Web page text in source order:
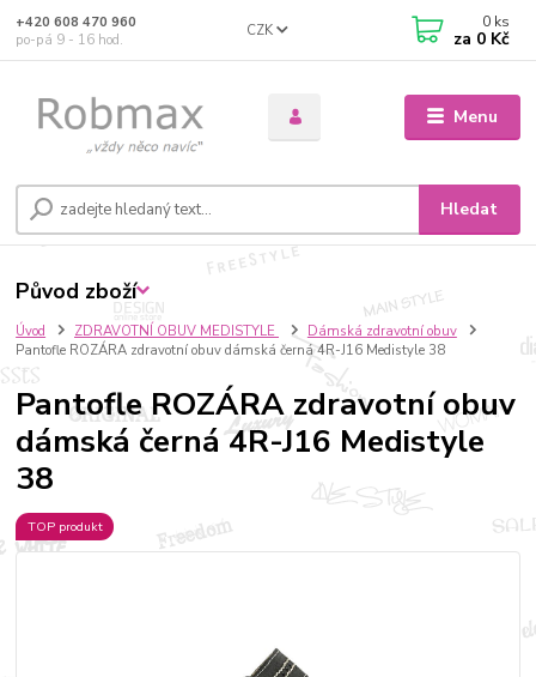
Menu
CZK
Hledat
+420 608 470 960
po-pá 9 - 16 hod.
0 ks
za 0 Kč
Úvod ZDRAVOTNÍ OBUV MEDISTYLE
Dámská zdravotní obuv
Pantofle ROZÁRA zdravotní obuv dámská černá 4R-J16 Medistyle 38
Pantofle ROZÁRA zdravotní obuv
dámská černá 4R-J16 Medistyle
38
TOP produkt
Původ zboží